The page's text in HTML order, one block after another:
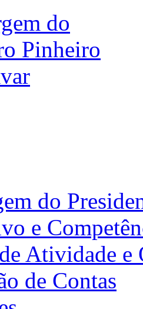
do
e
Atividade e
de Contas